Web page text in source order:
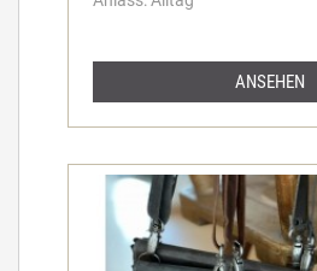
ANSEHEN